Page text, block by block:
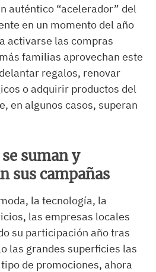
auténtico “acelerador” del
en un momento del año
activarse las compras
familias aprovechan este
regalos, renovar
o adquirir productos del
en algunos casos, superan
suman y
sus campañas
la tecnología, la
las empresas locales
su participación año tras
las grandes superficies las
de promociones, ahora